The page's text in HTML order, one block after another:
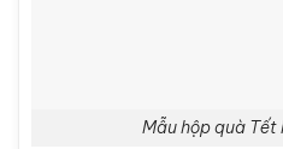
Mẫu hộp quà Tết